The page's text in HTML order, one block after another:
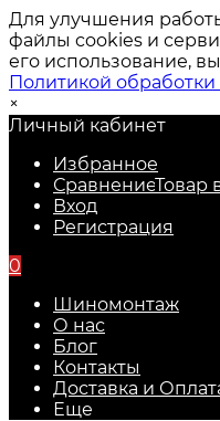
Для улучшения
файлы cookies и
его использование,
Политикой
×
Личный кабинет
Избранное
СравнениеТовар
Вход
Регистрация
0
Шиномонтаж
О нас
Блог
Контакты
Доставка и
Еще